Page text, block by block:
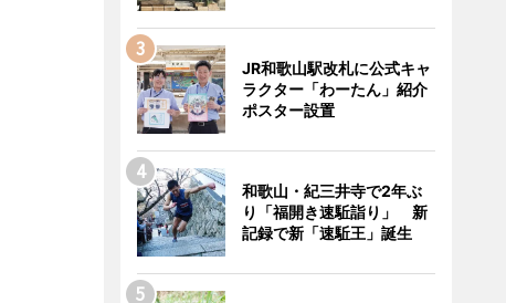
JR和歌山駅改札に公式キャ
ラクター「わーたん」紹介
ポスター設置
和歌山・紀三井寺で2年ぶ
り「福開き速駈詣り」 新
記録で新「速駈王」誕生